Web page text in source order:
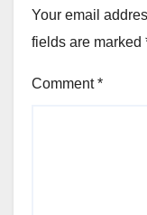
Your email
fields are marked
Comment*